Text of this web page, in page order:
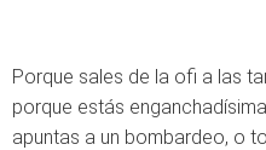
Porque sales de la ofi a las
porque estás
apuntas a un bombardeo, o